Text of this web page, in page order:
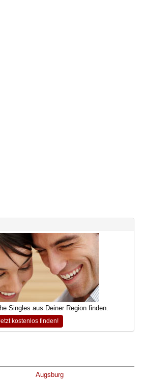
Singles aus Deiner Region finden.
kostenlos finden!
Augsburg